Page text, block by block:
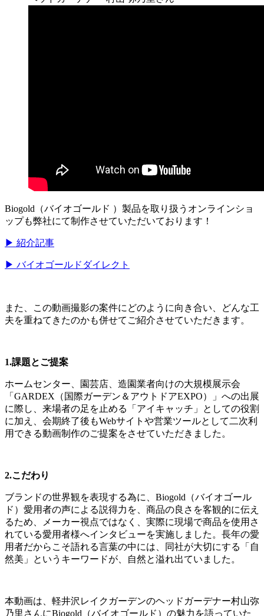
Biogold（バイオゴールド ）製品を取り扱うオンラインショ
ップも弊社にて制作させていただいております！
▶ 紹介記事
▶ バイオゴールドダイレクト
また、この動画撮影の案件にどのように向き合い、どんな工
夫を重ねてきたのかも併せてご紹介させていただきます。
1.課題とご提案
ホームセンター、園芸店、造園業者向けの大規模展示会
「GARDEX（国際ガーデン＆アウトドアEXPO）」への出展
に際し、来場者の足を止める「アイキャッチ」としての役割
に加え、会期終了後もWebサイトや営業ツールとして二次利
用できる動画制作のご提案をさせていただきました。
2.こだわり
ブランドの世界観を表現する為に、Biogold（バイオゴール
ド）愛用者の声による説得力を、商品の良さを客観的に伝え
るため、メーカー視点ではなく、実際に現場で商品を使用さ
れている愛用者様へインタビューを実施しました。長年の愛
用者だからこそ語れる言葉の中には、同社が大切にする「自
然美」というキーワードが、自然と溢れ出ていました。
本動画は、軽井沢レイクガーデンのヘッドガーデナー村山弥
乃里さんにBiogold（バイオゴールド）の魅力を語っていた